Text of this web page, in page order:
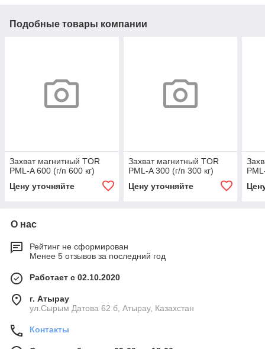
Подобные товары компании
Захват магнитный TOR
PML-A 600 (г/п 600 кг)
Цену уточняйте
Захват магнитный TOR
PML-A 300 (г/п 300 кг)
Цену уточняйте
О нас
Рейтинг не сформирован
Менее 5 отзывов за последний год
Работает с 02.10.2020
г. Атырау
ул.Сырым Датова 62 б, Атырау, Казахстан
Контакты